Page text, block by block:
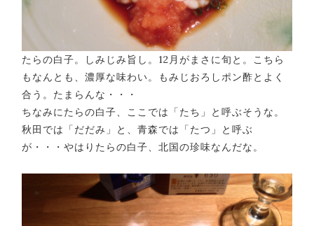
たらの白子。しみじみ旨し。12月がまさに旬と。こちら
もなんとも、濃厚な味わい。もみじおろしポン酢とよく
合う。たまらんな・・・
ちなみにたらの白子、ここでは「たち」と呼ぶそうな。
秋田では「だだみ」と、青森では「たつ」と呼ぶ
が・・・やはりたらの白子、北国の珍味なんだな。